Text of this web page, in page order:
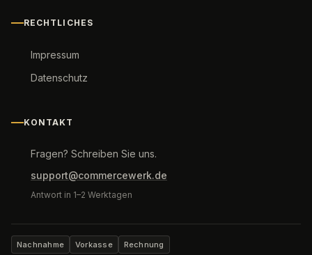
RECHTLICHES
Impressum
Datenschutz
KONTAKT
Fragen? Schreiben Sie uns.
support@commercewerk.de
Antwort in 1–2 Werktagen
Nachnahme Vorkasse Rechnung